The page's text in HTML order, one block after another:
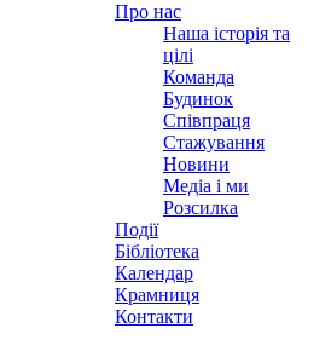
Про нас
Наша історія та
цілі
Команда
Будинок
Співпраця
Стажування
Новини
Медіа і ми
Розсилка
Події
Бібліотека
Календар
Крамниця
Контакти